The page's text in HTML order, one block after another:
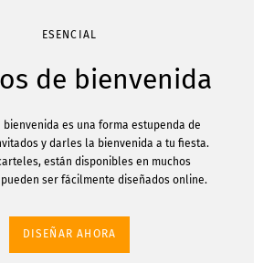
ESENCIAL
de bienvenida
bienvenida es una forma estupenda de
y darles la bienvenida a tu fiesta.
están disponibles en muchos
ser fácilmente diseñados online.
DISEÑAR AHORA